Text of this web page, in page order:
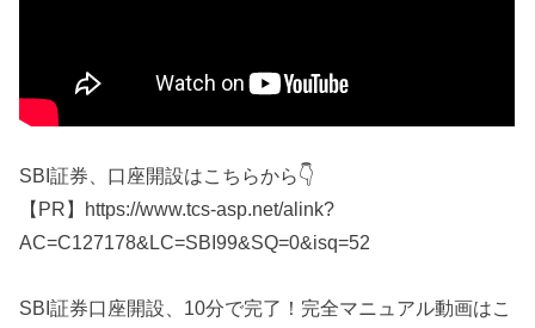
SBI証券、口座開設はこちらから👇
【PR】https://www.tcs-asp.net/alink?
AC=C127178&LC=SBI99&SQ=0&isq=52
SBI証券口座開設、10分で完了！完全マニュアル動画はこ